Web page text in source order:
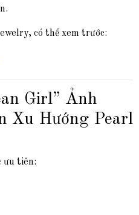
có thể xem trước:
Girl” Ảnh
Xu Hướng Pearl
ưu tiên: